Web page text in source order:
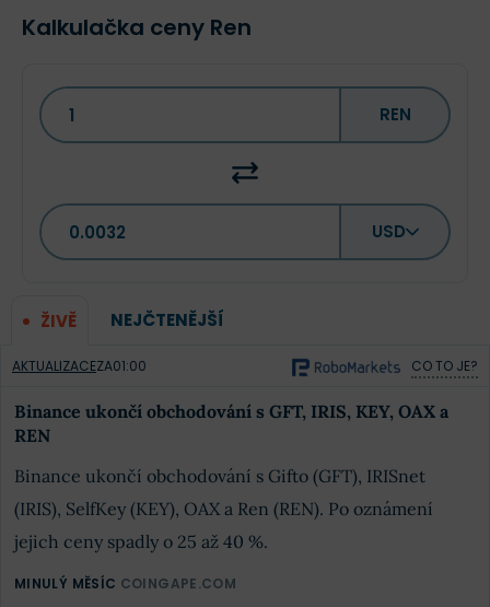
Kalkulačka ceny Ren
REN
USD
ŽIVĚ NEJČTENĚJŠÍ
AKTUALIZACEZA01:00 CO TO JE?
Binance ukončí obchodování s GFT, IRIS, KEY, OAX a
REN
Binance ukončí obchodování s Gifto (GFT), IRISnet
(IRIS), SelfKey (KEY), OAX a Ren (REN). Po oznámení
jejich ceny spadly o 25 až 40 %.
MINULÝ MĚSÍC COINGAPE.COM